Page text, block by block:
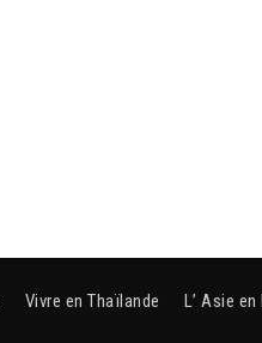
Vivre en Thaïlande L’ Asie